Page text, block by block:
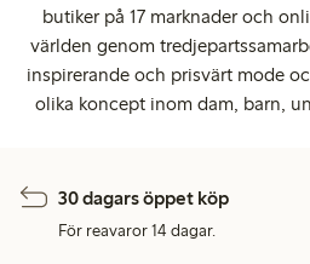
butiker på 17 marknader och
världen genom
inspirerande och prisvärt mode
olika koncept inom dam, barn,
30 dagars öppet köp
För reavaror 14 dagar.